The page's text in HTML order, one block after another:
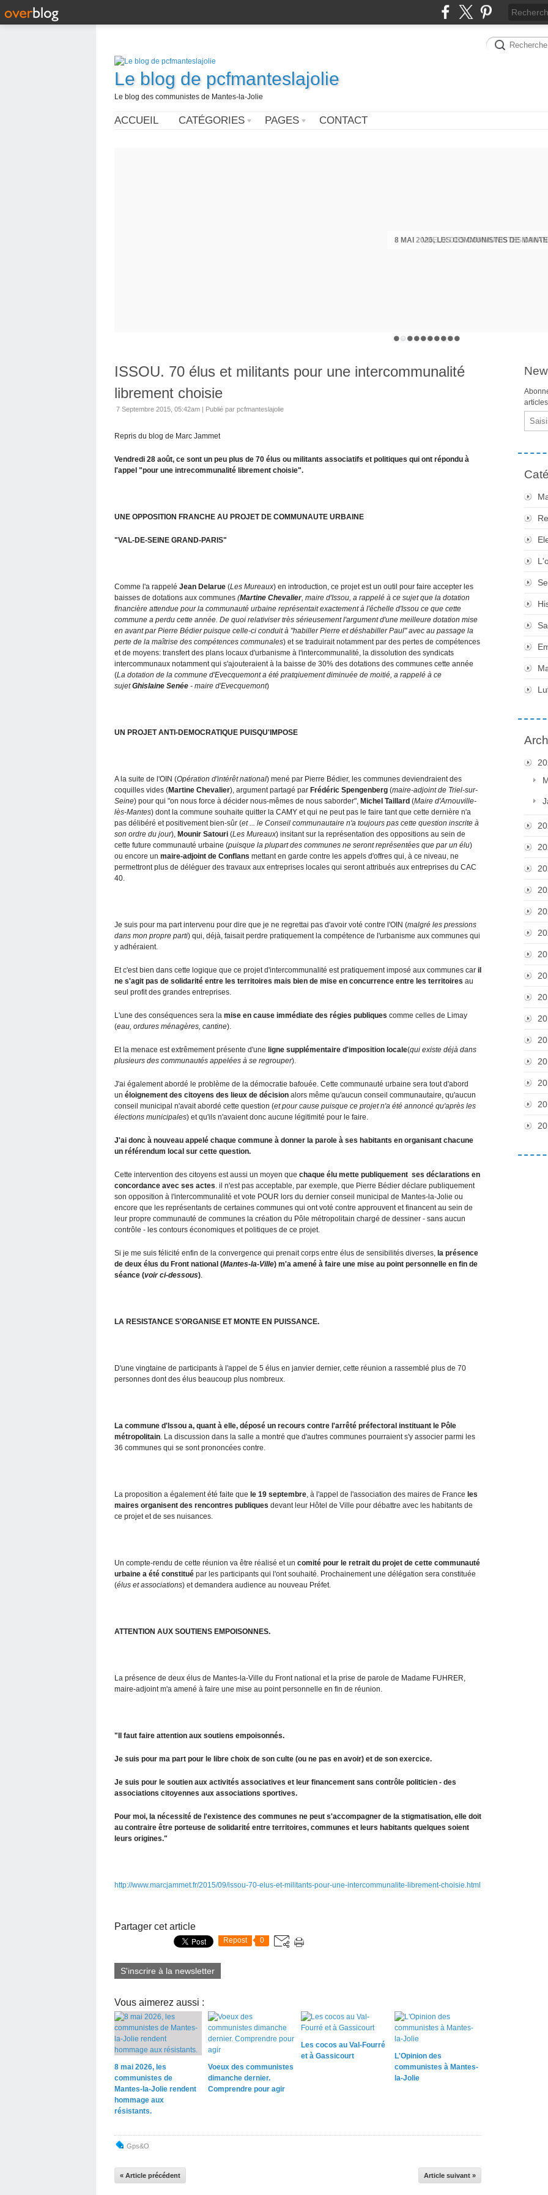
Le blog de pcfmanteslajolie
Le blog des communistes de Mantes-la-Jolie
ACCUEIL CATÉGORIES PAGES CONTACT
VOEUX DES COMMUNISTES
ISSOU. 70 élus et militants pour une intercommunalité
librement choisie
7 Septembre 2015, 05:42am | Publié par pcfmanteslajolie
Repris du blog de Marc Jammet
Vendredi 28 août, ce sont un peu plus de 70 élus ou militants associatifs et politiques qui ont répondu à
l'appel "pour une intrecommunalité librement choisie".
UNE OPPOSITION FRANCHE AU PROJET DE COMMUNAUTE URBAINE
"VAL-DE-SEINE GRAND-PARIS"
Comme l'a rappelé Jean Delarue (Les Mureaux) en introduction, ce projet est un outil pour faire accepter les
baisses de dotations aux communes (Martine Chevalier, maire d'Issou, a rappelé à ce sujet que la dotation
financière attendue pour la communauté urbaine représentait exactement à l'échelle d'Issou ce que cette
commune a perdu cette année. De quoi relativiser très sérieusement l'argument d'une meilleure dotation mise
en avant par Pierre Bédier puisque celle-ci conduit à "habiller Pierre et déshabiller Paul" avec au passage la
perte de la maîtrise des compétences communales) et se traduirait notamment par des pertes de compétences
et de moyens: transfert des plans locaux d'urbanisme à l'intercommunalité, la dissolution des syndicats
intercommunaux notamment qui s'ajouteraient à la baisse de 30% des dotations des communes cette année
(La dotation de la commune d'Evecquemont a été pratqiuement diminuée de moitié, a rappelé à ce
sujetGhislaine Senée - maire d'Evecquemont)
UN PROJET ANTI-DEMOCRATIQUE PUISQU'IMPOSE
A la suite de l'OIN (Opération d'intérêt national) mené par Pierre Bédier, les communes deviendraient des
coquilles vides (Martine Chevalier), argument partagé par Frédéric Spengenberg (maire-adjoint de Triel-sur-
Seine) pour qui "on nous force à décider nous-mêmes de nous saborder", Michel Taillard (Maire d'Arnouville-
lès-Mantes) dont la commune souhaite quitter la CAMY et qui ne peut pas le faire tant que cette dernière n'a
pas délibéré et positivement bien-sûr (et ... le Conseil communautaire n'a toujours pas cette question inscrite à
son ordre du jour), Mounir Satouri (Les Mureaux) insitant sur la représentation des oppositions au sein de
cette future communauté urbaine (puisque la plupart des communes ne seront représentées que par un élu)
ou encore un maire-adjoint de Conflans mettant en garde contre les appels d'offres qui, à ce niveau, ne
permettront plus de déléguer des travaux aux entreprises locales qui seront attribués aux entreprises du CAC
40.
Je suis pour ma part intervenu pour dire que je ne regrettai pas d'avoir voté contre l'OIN (malgré les pressions
dans mon propre parti) qui, déjà, faisait perdre pratiquement la compétence de l'urbanisme aux communes qui
y adhéraient.
Et c'est bien dans cette logique que ce projet d'intercommunalité est pratiquement imposé aux communes car il
ne s'agit pas de solidarité entre les territoires mais bien de mise en concurrence entre les territoires au
seul profit des grandes entreprises.
L'une des conséquences sera la mise en cause immédiate des régies publiques comme celles de Limay
(eau, ordures ménagères, cantine).
Et la menace est extrêmement présente d'une ligne supplémentaire d'imposition locale(qui existe déjà dans
plusieurs des communautés appelées à se regrouper).
J'ai également abordé le problème de la démocratie bafouée. Cette communauté urbaine sera tout d'abord
un éloignement des citoyens des lieux de décision alors même qu'aucun conseil communautaire, qu'aucun
conseil municipal n'avait abordé cette question (et pour cause puisque ce projet n'a été annoncé qu'après les
élections municipales) et qu'ils n'avaient donc aucune légitimité pour le faire.
J'ai donc à nouveau appelé chaque commune à donner la parole à ses habitants en organisant chacune
un référendum local sur cette question.
Cette intervention des citoyens est aussi un moyen que chaque élu mette publiquement ses déclarations en
concordance avec ses actes. il n'est pas acceptable, par exemple, que Pierre Bédier déclare publiquement
son opposition à l'intercommunalité et vote POUR lors du dernier conseil municipal de Mantes-la-Jolie ou
encore que les représentants de certaines communes qui ont voté contre approuvent et financent au sein de
leur propre communauté de communes la création du Pôle métropolitain chargé de dessiner - sans aucun
contrôle - les contours économiques et politiques de ce projet.
Si je me suis félicité enfin de la convergence qui prenait corps entre élus de sensibilités diverses, la présence
de deux élus du Front national (Mantes-la-Ville) m'a amené à faire une mise au point personnelle en fin de
séance (voir ci-dessous).
LA RESISTANCE S'ORGANISE ET MONTE EN PUISSANCE.
D'une vingtaine de participants à l'appel de 5 élus en janvier dernier, cette réunion a rassemblé plus de 70
personnes dont des élus beaucoup plus nombreux.
La commune d'Issou a, quant à elle, déposé un recours contre l'arrêté préfectoral instituant le Pôle
métropolitain. La discussion dans la salle a montré que d'autres communes pourraient s'y associer parmi les
36 communes qui se sont prononcées contre.
La proposition a également été faite que le 19 septembre, à l'appel de l'association des maires de France les
maires organisent des rencontres publiques devant leur Hôtel de Ville pour débattre avec les habitants de
ce projet et de ses nuisances.
Un compte-rendu de cette réunion va être réalisé et un comité pour le retrait du projet de cette communauté
urbaine a été constitué par les participants qui l'ont souhaité. Prochainement une délégation sera constituée
(élus et associations) et demandera audience au nouveau Préfet.
ATTENTION AUX SOUTIENS EMPOISONNES.
La présence de deux élus de Mantes-la-Ville du Front national et la prise de parole de Madame FUHRER,
maire-adjoint m'a amené à faire une mise au point personnelle en fin de réunion.
"Il faut faire attention aux soutiens empoisonnés.
Je suis pour ma part pour le libre choix de son culte (ou ne pas en avoir) et de son exercice.
Je suis pour le soutien aux activités associatives et leur financement sans contrôle politicien - des
associations citoyennes aux associations sportives.
Pour moi, la nécessité de l'existence des communes ne peut s'accompagner de la stigmatisation, elle doit
au contraire être porteuse de solidarité entre territoires, communes et leurs habitants quelques soient
leurs origines."
http://www.marcjammet.fr/2015/09/issou-70-elus-et-militants-pour-une-intercommunalite-librement-choisie.html
Partager cet article
Repost 0
S'inscrire à la newsletter
Vous aimerez aussi :
8 mai 2026, les
communistes de
Mantes-la-Jolie rendent
hommage aux
résistants.
Voeux des communistes
dimanche dernier.
Comprendre pour agir
Les cocos au Val-Fourré
et à Gassicourt
L'Opinion des
communistes à Mantes-
la-Jolie
Gps&o
« Article précédent Article suivant »
Email